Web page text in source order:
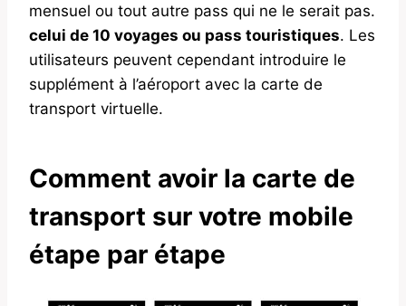
mensuel ou tout autre pass qui ne le serait pas.
celui de 10 voyages ou pass touristiques. Les
utilisateurs peuvent cependant introduire le
supplément à l’aéroport avec la carte de
transport virtuelle.
Comment avoir la carte de
transport sur votre mobile
étape par étape